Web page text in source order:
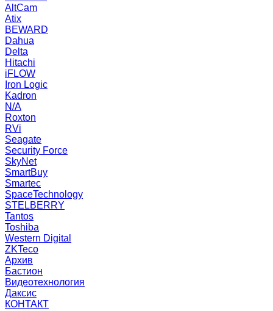
AltCam
Atix
BEWARD
Dahua
Delta
Hitachi
iFLOW
Iron Logic
Kadron
N/A
Roxton
RVi
Seagate
Security Force
SkyNet
SmartBuy
Smartec
SpaceTechnology
STELBERRY
Tantos
Toshiba
Western Digital
ZKTeco
Архив
Бастион
Видеотехнология
Даксис
КОНТАКТ